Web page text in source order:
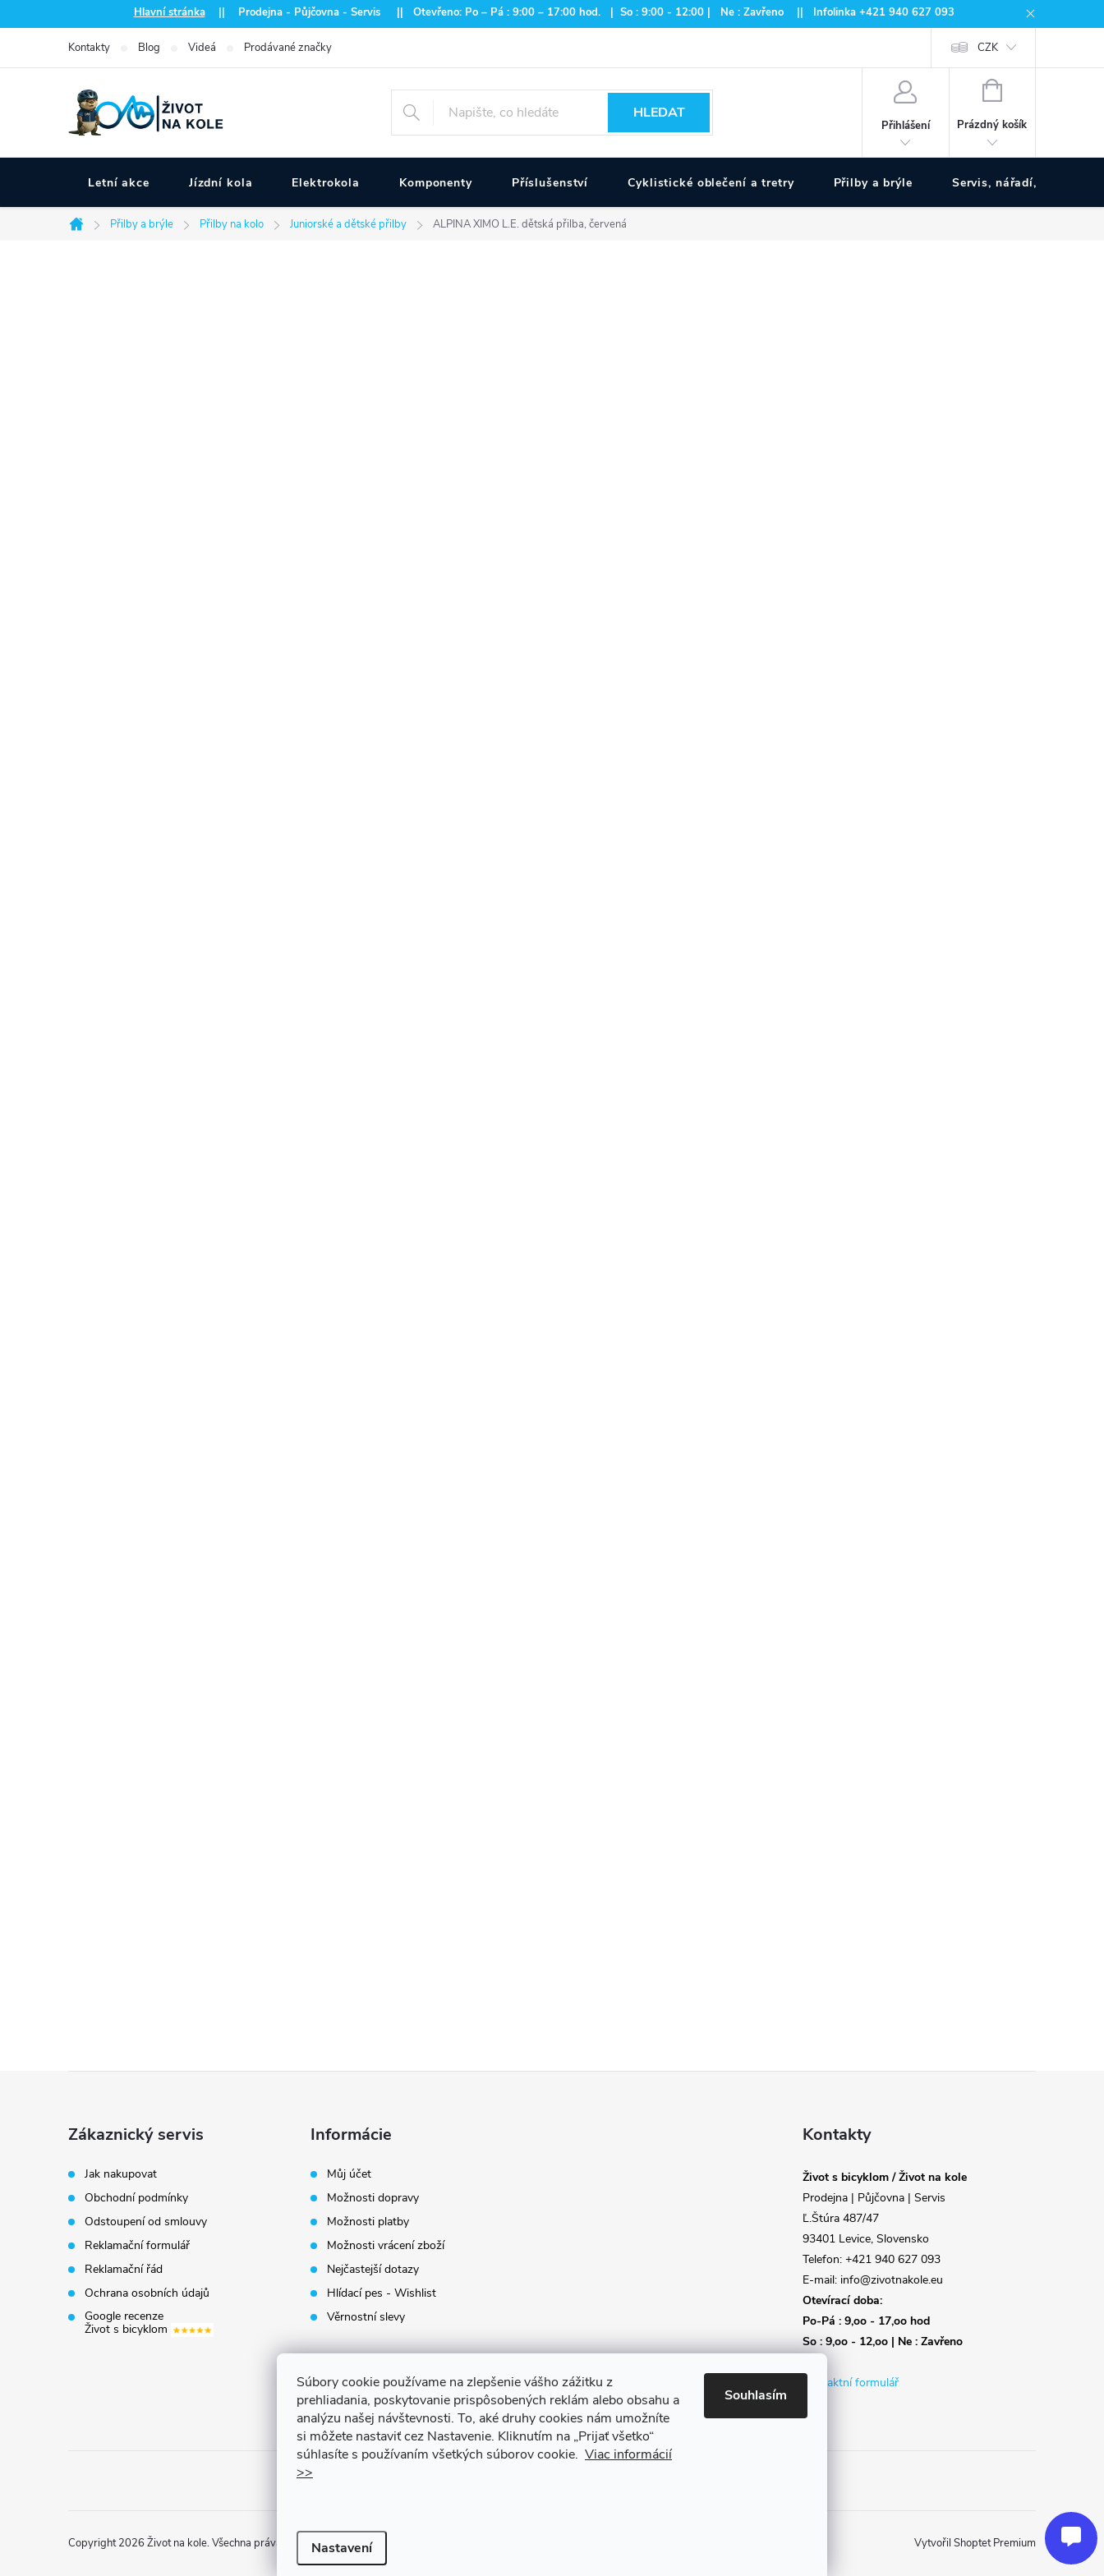
Súbory cookie používame na zlepšenie vášho zážitku z
prehliadania, poskytovanie prispôsobených reklám alebo obsahu a
analýzu našej návštevnosti. To, aké druhy cookies nám umožníte
si môžete nastaviť cez Nastavenie. Kliknutím na „Prijať všetko“
súhlasíte s používaním všetkých súborov cookie. Viac informácií
>>
Nastavení
Souhlasím
na
Hlavní stránka|| Prodejna - Půjčovna - Servis || Otevřeno: Po – Pá : 9:00 – 17:00 hod. | So : 9:00 - 12:00 | Ne : Zavřeno || Infolinka +421 940 627 093
Kontakty Blog Videá Prodávané značky CZK
HLEDAT
Přihlášení
NÁKUPNÍ
Prázdný košík
Letní akce Jízdní kola Elektrokola Komponenty Příslušenství Cyklistické oblečení a tretry Přilby a brýle Servis, nářadí, pumpy
Domů
Přilby a brýle Přilby na kolo Juniorské a dětské přilby ALPINA XIMO L.E. dětská přilba, červená
Zákaznický servis
Jak nakupovat
Obchodní podmínky
Odstoupení od smlouvy
Reklamační formulář
Reklamační řád
Ochrana osobních údajů
Google recenze
Život s bicyklom
Informácie
Můj účet
Možnosti dopravy
Možnosti platby
Možnosti vrácení zboží
Nejčastejší dotazy
Hlídací pes - Wishlist
Věrnostní slevy
Kontakty
Život s bicyklom / Život na kole
Prodejna | Půjčovna | Servis
Ľ.Štúra 487/47
93401 Levice, Slovensko
Telefon: +421 940 627 093
E-mail: info@zivotnakole.eu
Otevírací doba:
Po-Pá : 9,oo - 17,oo hod
So : 9,oo - 12,oo | Ne : Zavřeno
Kontaktní formulář
Vytvořil Shoptet Premium
Copyright 2026 Život na kole. Všechna práva vyhrazena.Upravit nastavení cookies
Poslat